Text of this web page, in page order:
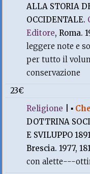
ALLA STORIA
OCCIDENTALE.
Editore, Roma.
leggere note e
per tutto il
conservazione
23€
Religione |▪
DOTTRINA
E SVILUPPO
Brescia. 1977,
con alette---